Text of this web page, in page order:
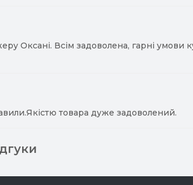
Оксані. Всім задоволена, гарні умови
товара дуже задоволений.